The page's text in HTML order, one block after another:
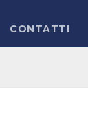
CONTATTI